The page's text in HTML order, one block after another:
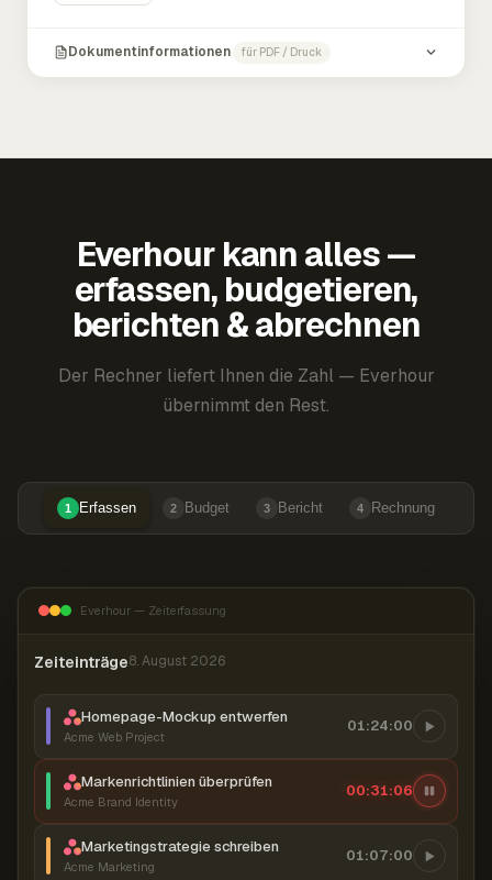
Dokumentinformationen für PDF / Druck
Everhour kann alles —
erfassen, budgetieren,
berichten & abrechnen
Der Rechner liefert Ihnen die Zahl — Everhour
übernimmt den Rest.
1 Erfassen 2 Budget 3 Bericht 4 Rechnung
Everhour — Zeiterfassung
Zeiteinträge8. August 2026
Homepage-Mockup entwerfen
Acme Web Project
01:24:00
Markenrichtlinien überprüfen
Acme Brand Identity
00:31:07
Marketingstrategie schreiben
Acme Marketing
01:07:00